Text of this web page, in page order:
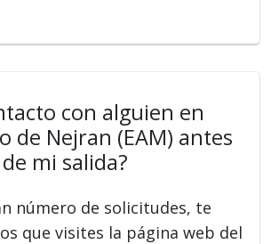
con alguien en
de Nejran (EAM) antes
mi salida?
número de solicitudes, te
que visites la página web del